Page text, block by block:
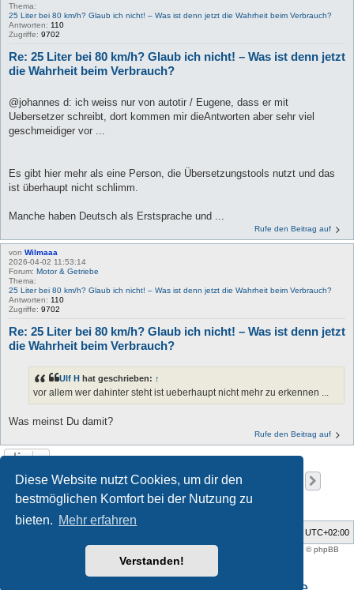
Diese Website nutzt Cookies, um dir den
bestmöglichen Komfort bei der Nutzung zu
bieten. Mehr erfahren
Verstanden!
Thema:
25 Liter bei 80 km/h? Glaub ich nicht! – Was ist denn jetzt die Wahrheit beim Verbrauch?
Antworten: 110
Zugriffe: 9702
Re: 25 Liter bei 80 km/h? Glaub ich nicht! – Was ist denn jetzt
die Wahrheit beim Verbrauch?
@johannes d: ich weiss nur von autotir / Eugene, dass er mit
Uebersetzer schreibt, dort kommen mir dieAntworten aber sehr viel
geschmeidiger vor ...
Es gibt hier mehr als eine Person, die Übersetzungstools nutzt und das
ist überhaupt nicht schlimm.
Manche haben Deutsch als Erstsprache und ...
Rufe den Beitrag auf
von Wilmaaa
2026-04-02 11:53:14
Forum: Motor & Getriebe
Thema:
25 Liter bei 80 km/h? Glaub ich nicht! – Was ist denn jetzt die Wahrheit beim Verbrauch?
Antworten: 110
Zugriffe: 9702
Re: 25 Liter bei 80 km/h? Glaub ich nicht! – Was ist denn jetzt
die Wahrheit beim Verbrauch?
Ulf H hat geschrieben: ↑
vor allem wer dahinter steht ist ueberhaupt nicht mehr zu erkennen ...
Was meinst Du damit?
Rufe den Beitrag auf
Die Suche ergab 5662 Treffer Seite1 von189
1 2 3 4
UTC+02:00
support forum tricolor phpBB
® Forum Software © phpBB
Limited
Deutsche Übersetzung durch